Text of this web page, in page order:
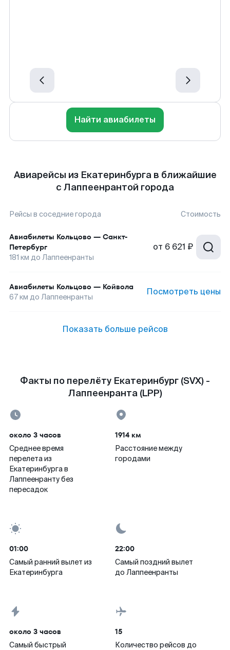
Найти авиабилеты
Авиарейсы из Екатеринбурга в ближайшие
с Лаппеенрантой города
Рейсы в соседние города Стоимость
Авиабилеты Кольцово — Санкт-
Петербург
181 км до Лаппеенранты
от 6 621 ₽
Авиабилеты Кольцово — Койвола
67км до Лаппеенранты Посмотреть цены
Показать больше рейсов
Факты по перелёту Екатеринбург (SVX) -
Лаппеенранта (LPP)
около 3 часов
Среднее время
перелета из
Екатеринбурга в
Лаппеенранту без
пересадок
1914 км
Расстояние между
городами
01:00
Самый ранний вылет из
Екатеринбурга
22:00
Самый поздний вылет
до Лаппеенранты
около 3 часов
Самый быстрый
15
Количество рейсов до